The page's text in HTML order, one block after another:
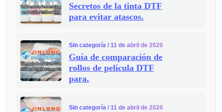
Secretos de la tinta DTF
para evitar atascos.
Sin categoría / 11 de abril de 2026
Guía de comparación de
rollos de película DTF
para.
Sin categoría / 11 de abril de 2026